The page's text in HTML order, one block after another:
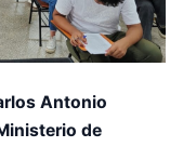
Antonio
de